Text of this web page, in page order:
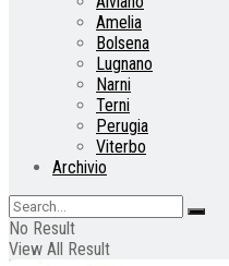
Amelia
Bolsena
Lugnano
Narni
Terni
Perugia
Viterbo
Archivio
No Result
View All Result